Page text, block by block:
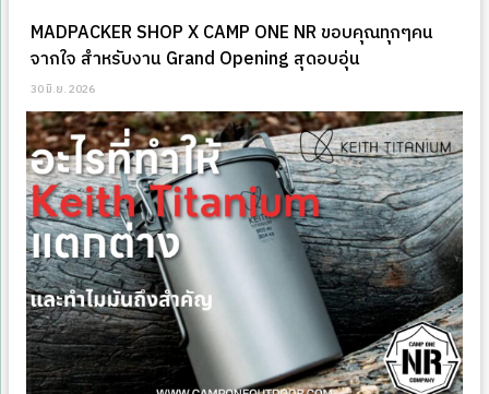
MADPACKER SHOP X CAMP ONE NR ขอบคุณทุกๆคน
จากใจ สำหรับงาน Grand Opening สุดอบอุ่น
30 มิ.ย. 2026